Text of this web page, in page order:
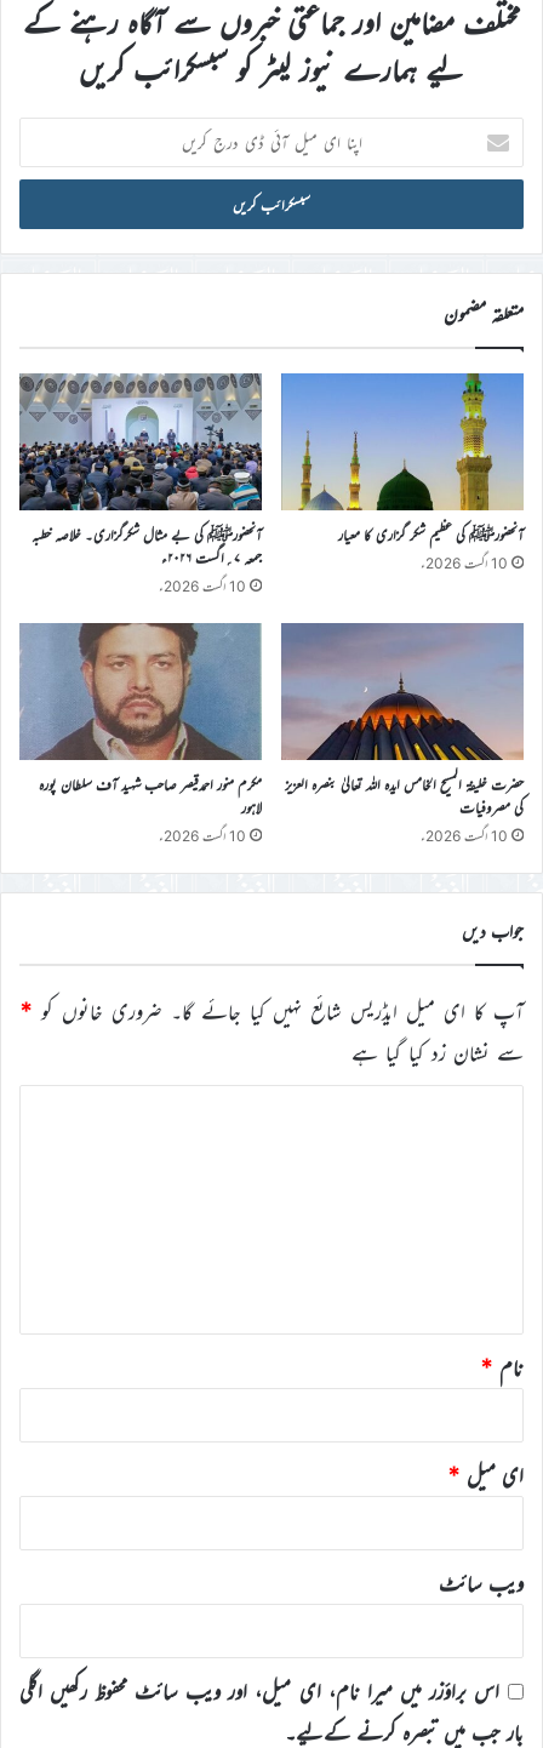
مختلف مضامین اور جماعتی خبروں سے آگاہ رہنے کے
لیے ہمارے نیوز لیٹر کو سبسکرائب کریں
اپنا
ای
میل
ڈی
درج
کریں
متعلقہ مضمون
آنحضورﷺ کی عظیم شکر گزاری کا معیار
10 اگست 2026ء
آنحضورﷺ کی بے مثال شکرگزاری۔ خلاصہ خطبہ
جمعہ ۷؍اگست ۲۰۲۶ء
10 اگست 2026ء
حضرت خلیفۃ المسیح الخامس ایدہ اللہ تعالیٰ بنصرہ العزیز
کی مصروفیات
10 اگست 2026ء
مکرم منور احمدقیصر صاحب شہید آف سلطان پورہ
لاہور
10 اگست 2026ء
جواب دیں
آپ کا ای میل ایڈریس شائع نہیں کیا جائے گا۔ ضروری خانوں کو *
سے نشان زد کیا گیا ہے
نام *
ای میل *
ویب‌ سائٹ
اس براؤزر میں میرا نام، ای میل، اور ویب سائٹ محفوظ رکھیں اگلی
بار جب میں تبصرہ کرنے کےلیے۔